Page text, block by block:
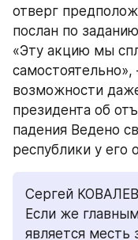
отверг
послан по
«Эту акцию мы
самостоятельно»,
возможности
президента об
падения Ведено
республики у его
Сергей
Если же
является месть